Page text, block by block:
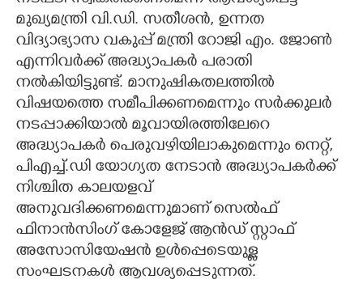
മുഖ്യമന്ത്രി വി.ഡി. സതീശൻ, ഉന്നത
വിദ്യാഭ്യാസ വകുപ്പ് മന്ത്രി റോജി എം. ജോൺ
എന്നിവർക്ക് അദ്ധ്യാപകർ പരാതി
നൽകിയിട്ടുണ്ട്. മാനുഷികതലത്തിൽ
വിഷയത്തെ സമീപിക്കണമെന്നും സർക്കുലർ
നടപ്പാക്കിയാൽ മൂവായിരത്തിലേറെ
അദ്ധ്യാപകർ പെരുവഴിയിലാകുമെന്നും നെറ്റ്,
പിഎച്ച്.ഡി യോഗ്യത നേടാൻ അദ്ധ്യാപകർക്ക്
നിശ്ചിത കാലയളവ്
അനുവദിക്കണമെന്നുമാണ് സെൽഫ്
ഫിനാൻസിംഗ് കോളേജ് ആൻഡ് സ്റ്റാഫ്
അസോസിയേഷൻ ഉൾപ്പെടെയുള്ള
സംഘടനകൾ ആവശ്യപ്പെടുന്നത്.